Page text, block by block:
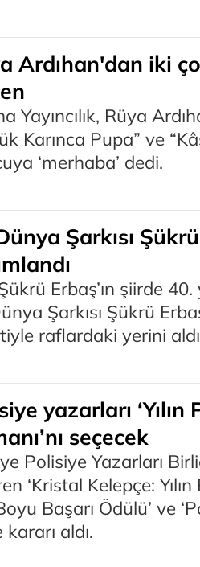
Ardıhan'dan iki
Yayıncılık, Rüya
Karınca Pupa” ve
‘merhaba’ dedi.
Şarkısı
Erbaş’ın şiirde 40.
Şarkısı Şükrü
raflardaki yerini
yazarları ‘Yılın
seçecek
Polisiye Yazarları
‘Kristal Kelepçe:
Başarı Ödülü’ ve
aldı.